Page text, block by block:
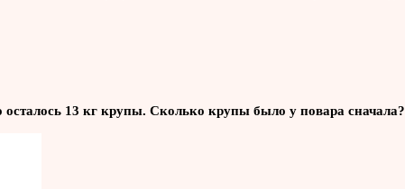
13 кг крупы. Сколько крупы было у повара сначала?